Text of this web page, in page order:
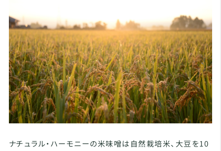
ナチュラル・ハーモニーの米味噌は自然栽培米、大豆を10